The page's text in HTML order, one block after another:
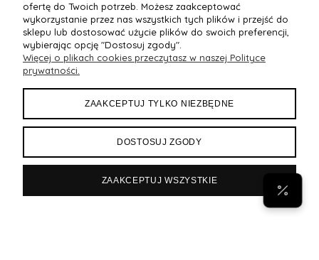
POMOC
MOJE KONTO
PŁATNOŚCI I DOSTAWA
ofertę do Twoich potrzeb. Możesz zaakceptować
wykorzystanie przez nas wszystkich tych plików i przejść do
sklepu lub dostosować użycie plików do swoich preferencji,
wybierając opcję "Dostosuj zgody".
Więcej o plikach cookies przeczytasz w naszej Polityce
prywatności.
ZAAKCEPTUJ TYLKO NIEZBĘDNE
DOSTOSUJ ZGODY
ZAAKCEPTUJ WSZYSTKIE